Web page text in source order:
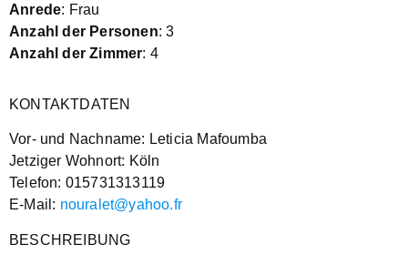
Anrede: Frau
Anzahl der Personen: 3
Anzahl der Zimmer: 4
KONTAKTDATEN
Vor- und Nachname: Leticia Mafoumba
Jetziger Wohnort: Köln
Telefon: 015731313119
E-Mail: nouralet@yahoo.fr
BESCHREIBUNG